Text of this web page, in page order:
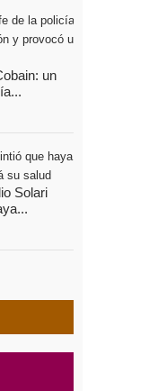
un
Solari